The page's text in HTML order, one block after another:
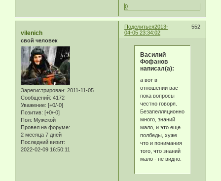
0
Поделиться 552
2013-
04-05 23:34:02
vilenich
свой человек
Зарегистрирован: 2011-11-05
Сообщений: 4172
Уважение: [+0/-0]
Позитив: [+0/-0]
Пол: Мужской
Провел на форуме:
2 месяца 7 дней
Последний визит:
2022-02-09 16:50:11
Василий
Фофанов
написал(а):
а вот в
отношении вас
пока вопросы
честно говоря.
Безапелляционности
много, знаний
мало, и это еще
полбеды, хуже
что и понимания
того, что знаний
мало - не видно.